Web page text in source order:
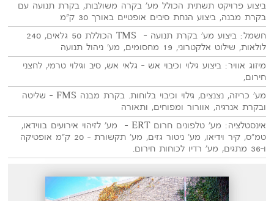
ביצוע פרויקט תשתית הכולל מע' בקרה משולבות, בקרת תנועה עם
בקרת מבנה, ביצוע הנחת סיבים אופטיים באורך 30 ק"מ
חשמל: ביצוע מע' בקרת תנועה – TMS הכוללת 50 גלאים, 240
לולאות, שילוט אלקטרוני, 19 מחסומים, מע' ניהול תנועה
מיזוג אוויר: ביצוע גילוי וכיבוי אש – גלאי אש, סיב וגילוי טרמי, לחצני
חירום,
מע' כריזה, נצנצים, גילוי וכיבוי בלוחות. בקרת מבנה FMS – שליטה
ובקרת אנרגיה, אוורור ומפוחים, ותאורה
אינסטלציה: מע' טלפונים חרום ERT – מע' לזיהוי אירועים בווידאו,
טמ"ס, קיר וידיאו, מע' ניטור גזים, מע' תקשורת – 20 ק"מ אופטיקה
ו-36 מתגים, מע' רדיו לכוחות חירום.